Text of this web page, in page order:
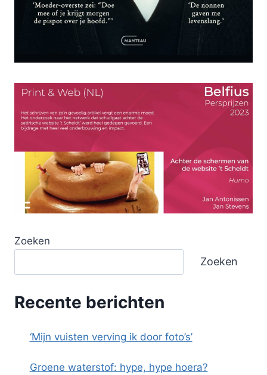
Zoeken
Zoeken
Recente berichten
‘Mijn vuisten verving ik door foto’s’
Groene waterstof: hype, hype hoera?